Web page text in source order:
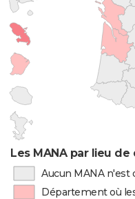
Les MANA par lieu de
Aucun MANA n'est
Département où